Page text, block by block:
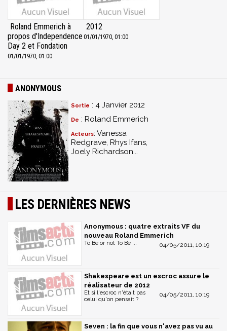
Roland Emmerich à
propos d'Independence
Day 2 et Fondation
01/01/1970, 01:00
2012
01/01/1970, 01:00
ANONYMOUS
Sortie : 4 Janvier 2012
De : Roland Emmerich
Acteurs: Vanessa
Redgrave, Rhys Ifans,
Joely Richardson...
LES DERNIÈRES NEWS
Anonymous : quatre extraits VF du
nouveau Roland Emmerich
04/05/2011, 10:19
To Be or not To Be ...
Shakespeare est un escroc assure le
réalisateur de 2012
04/05/2011, 10:19
Et si l'escroc n'était pas
celui qu'on pensait ?
Seven : la fin que vous n'avez pas vu au